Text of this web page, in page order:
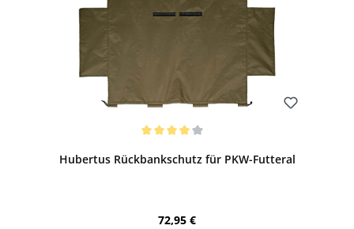
Hubertus Rückbankschutz für PKW-Futteral
Regulärer Preis:
72,95 €